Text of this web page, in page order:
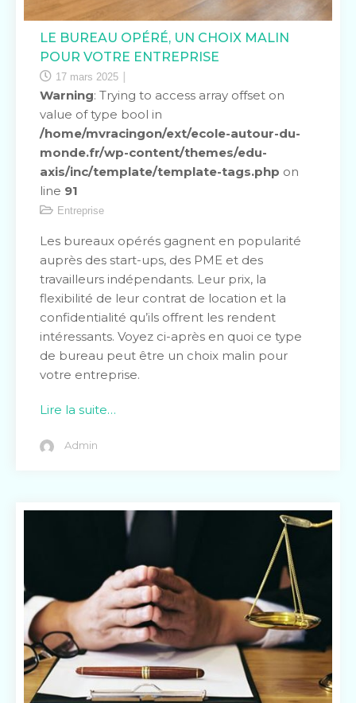
LE BUREAU OPÉRÉ, UN CHOIX MALIN
POUR VOTRE ENTREPRISE
17 mars 2025
Warning: Trying to access array offset on
value of type bool in
/home/mvracingon/ext/ecole-autour-du-
monde.fr/wp-content/themes/edu-
axis/inc/template/template-tags.php on
line 91
Entreprise
Les bureaux opérés gagnent en popularité
auprès des start-ups, des PME et des
travailleurs indépendants. Leur prix, la
flexibilité de leur contrat de location et la
confidentialité qu’ils offrent les rendent
intéressants. Voyez ci-après en quoi ce type
de bureau peut être un choix malin pour
votre entreprise.
Lire la suite…
Admin